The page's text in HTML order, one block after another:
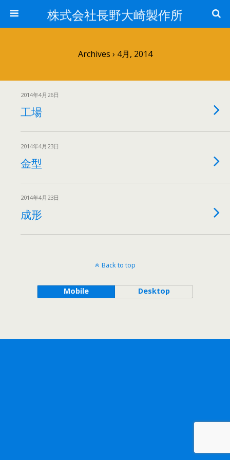
株式会社長野大崎製作所
Archives › 4月, 2014
2014年4月26日
工場
2014年4月23日
金型
2014年4月23日
成形
Back to top
Mobile Desktop